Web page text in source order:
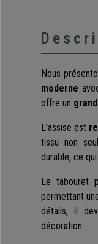
Nous
moderne
offre un
L’assise est
tissu non
durable, ce
Le tabouret
permettant
détails, il
décoration.